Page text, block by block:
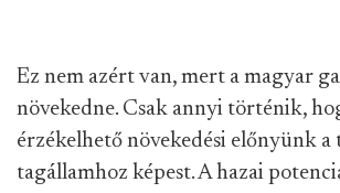
Ez nem azért van, mert a magyar
növekedne. Csak annyi történik,
érzékelhető növekedési előnyünk a
tagállamhoz képest. A hazai